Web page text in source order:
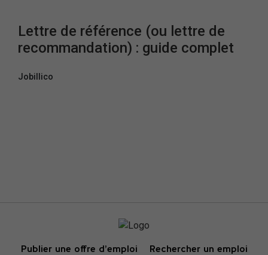
Lettre de référence (ou lettre de
recommandation) : guide complet
Jobillico
Publier une offre d’emploi Rechercher un emploi